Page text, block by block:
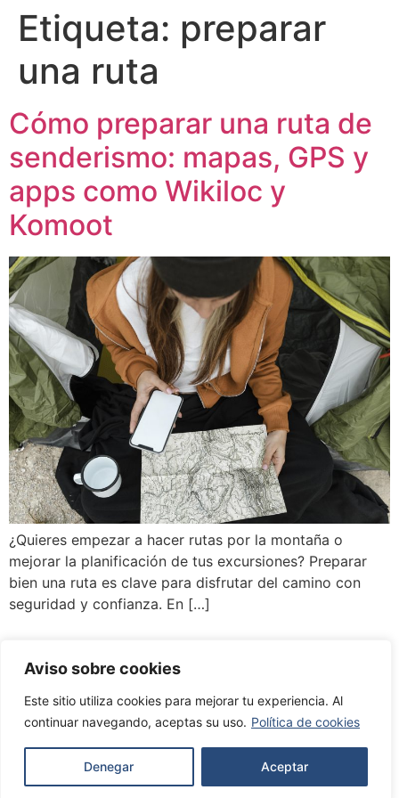
Aviso sobre cookies
Este sitio utiliza cookies para mejorar tu experiencia. Al
continuar navegando, aceptas su uso. Política de cookies
Denegar Aceptar
Etiqueta: preparar
una ruta
Cómo preparar una ruta de
senderismo: mapas, GPS y
apps como Wikiloc y
Komoot
¿Quieres empezar a hacer rutas por la montaña o
mejorar la planificación de tus excursiones? Preparar
bien una ruta es clave para disfrutar del camino con
seguridad y confianza. En […]
Trabandainas Noia